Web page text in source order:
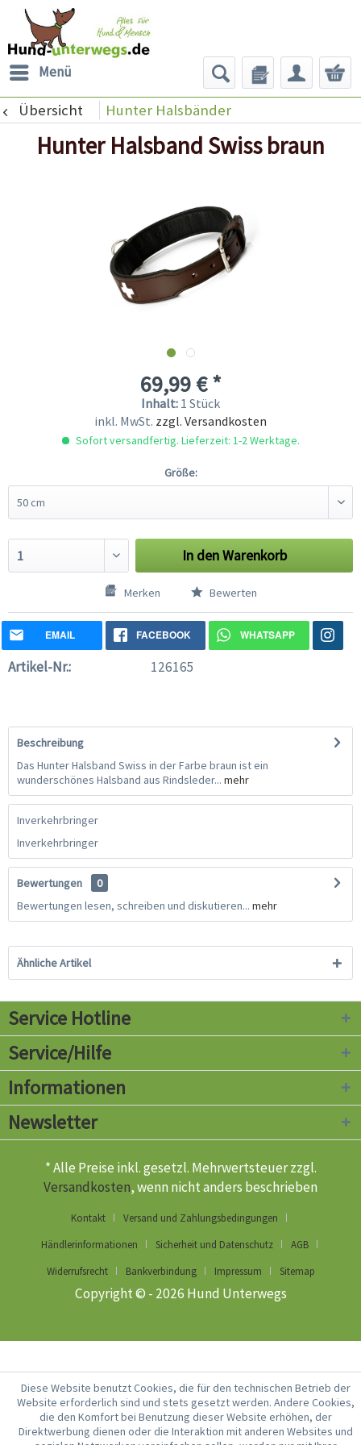
Menü
Übersicht Hunter Halsbänder
Hunter Halsband Swiss braun
69,99 € *
Inhalt: 1 Stück
inkl. MwSt. zzgl. Versandkosten
Sofort versandfertig. Lieferzeit: 1-2 Werktage.
Größe:
In denWarenkorb
Merken Bewerten
EMAIL FACEBOOK WHATSAPP
Artikel-Nr.: 126165
Beschreibung
Das Hunter Halsband Swiss in der Farbe braun ist ein
wunderschönes Halsband aus Rindsleder... mehr
Inverkehrbringer
Inverkehrbringer
Bewertungen
0
Bewertungen lesen, schreiben und diskutieren... mehr
Ähnliche Artikel
Service Hotline
Service/Hilfe
Informationen
Newsletter
* Alle Preise inkl. gesetzl. Mehrwertsteuer zzgl.
Versandkosten, wenn nicht anders beschrieben
Kontakt
Versand und Zahlungsbedingungen
Händlerinformationen
Sicherheit und Datenschutz
AGB
Widerrufsrecht
Bankverbindung Impressum Sitemap
Copyright © - 2026 Hund Unterwegs
Diese Website benutzt Cookies, die für den technischen Betrieb der
Website erforderlich sind und stets gesetzt werden. Andere Cookies,
die den Komfort bei Benutzung dieser Website erhöhen, der
Direktwerbung dienen oder die Interaktion mit anderen Websites und